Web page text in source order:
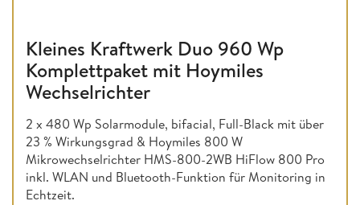
Kleines Kraftwerk Duo 960 Wp
Komplettpaket mit Hoymiles
Wechselrichter
2 x 480 Wp Solarmodule, bifacial, Full-Black mit über
23 % Wirkungsgrad & Hoymiles 800 W
Mikrowechselrichter HMS-800-2WB HiFlow 800 Pro
inkl. WLAN und Bluetooth-Funktion für Monitoring in
Echtzeit.